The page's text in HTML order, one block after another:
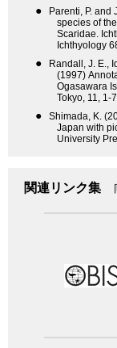
●
Parenti, P. and
species of
Scaridae.
Ichthyology
●
Randall, J. E.,
(1997)
Ogasawara
Tokyo, 11, 1-
●
Shimada, K.
Japan with
University
関連リンク集